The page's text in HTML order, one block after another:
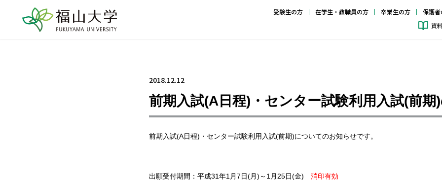
受験生の方 在学生・教職員の方 卒業生の方 保護者
資
2018.12.12
前期入試(A日程)・センター試験利用入試(前期
前期入試(A日程)・センター試験利用入試(前期)についてのお知らせです。
出願受付期間：平成31年1月7日(月)～1月25日(金) 消印有効